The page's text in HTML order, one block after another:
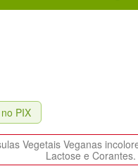
PIX
Vegetais Veganas
Lactose e Corantes.